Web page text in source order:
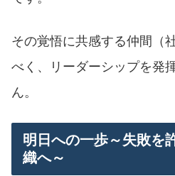
その覚悟に共感する仲間（
べく、リーダーシップを発
ん。
明日への一歩～失敗を
織へ～